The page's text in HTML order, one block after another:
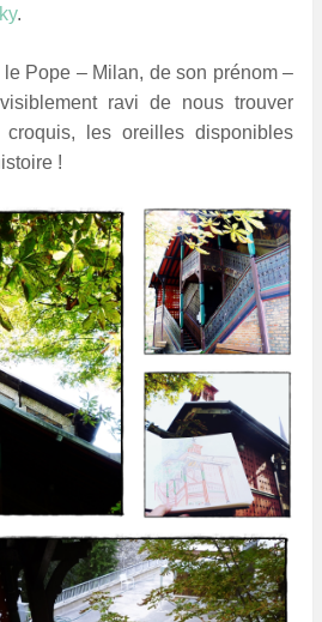
.
le Pope – Milan, de son prénom –
ravi de nous trouver
les oreilles disponibles
!